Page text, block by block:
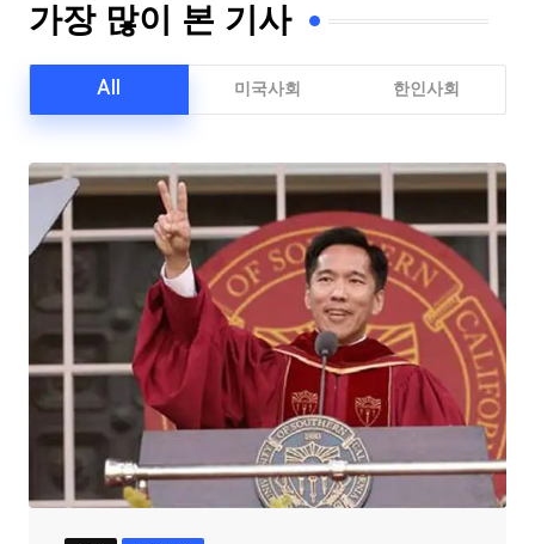
가장 많이 본 기사
All 미국사회 한인사회